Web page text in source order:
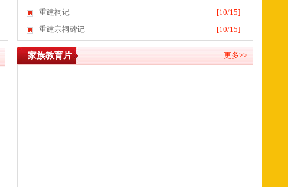
重建祠记
[10/15]
重建宗祠碑记
[10/15]
家族教育片 更多>>